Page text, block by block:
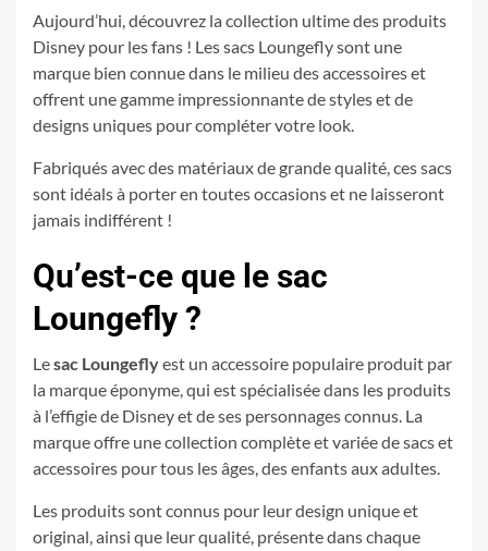
Aujourd’hui, découvrez la collection ultime des produits
Disney pour les fans ! Les sacs Loungefly sont une
marque bien connue dans le milieu des accessoires et
offrent une gamme impressionnante de styles et de
designs uniques pour compléter votre look.
Fabriqués avec des matériaux de grande qualité, ces sacs
sont idéals à porter en toutes occasions et ne laisseront
jamais indifférent !
Qu’est-ce que le sac
Loungefly ?
Lesac Loungeflyest un accessoire populaire produit par
la marque éponyme, qui est spécialisée dans les produits
à l’effigie de Disney et de ses personnages connus. La
marque offre une collection complète et variée de sacs et
accessoires pour tous les âges, des enfants aux adultes.
Les produits sont connus pour leur design unique et
original, ainsi que leur qualité, présente dans chaque